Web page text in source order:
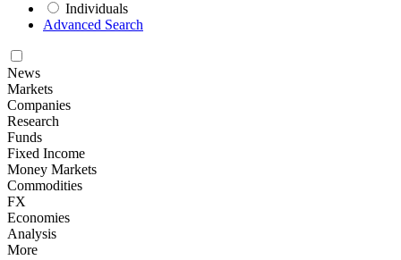
Individuals
Advanced Search
News
Markets
Companies
Research
Funds
Fixed Income
Money Markets
Commodities
FX
Economies
Analysis
More